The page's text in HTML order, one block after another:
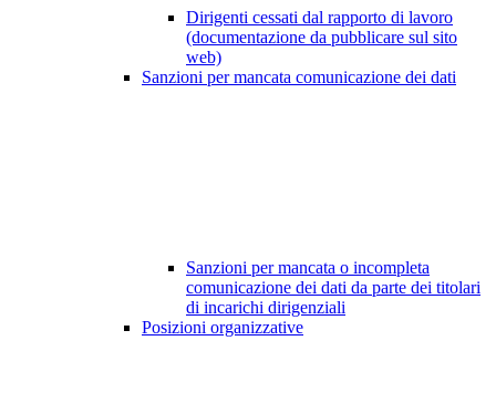
Dirigenti cessati dal rapporto di lavoro
(documentazione da pubblicare sul sito
web)
Sanzioni per mancata comunicazione dei dati
Sanzioni per mancata o incompleta
comunicazione dei dati da parte dei titolari
di incarichi dirigenziali
Posizioni organizzative